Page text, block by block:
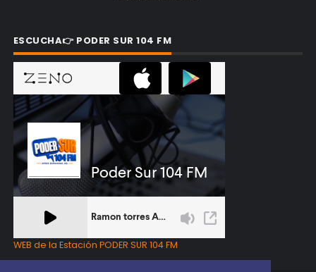
ESCUCHA👉 PODER SUR 104 FM
WEB de la Estación PODER SUR 104 FM